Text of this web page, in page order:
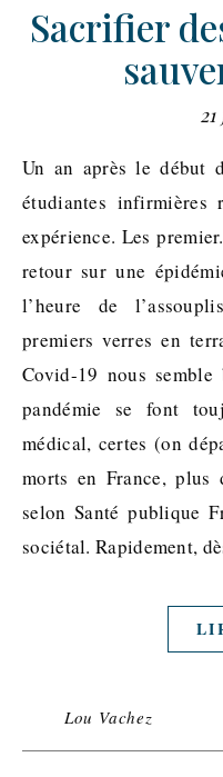
Sacrifier
Un an après le début de la crise du COVID-19, des
étudiantes infirmières
expérience. Les
retour sur une
l’heure de
premiers verres en
Covid-19 nous
pandémie se font
médical, certes (on
morts en France,
selon Santé publique
sociétal. Rapidement,
Lou Vachez